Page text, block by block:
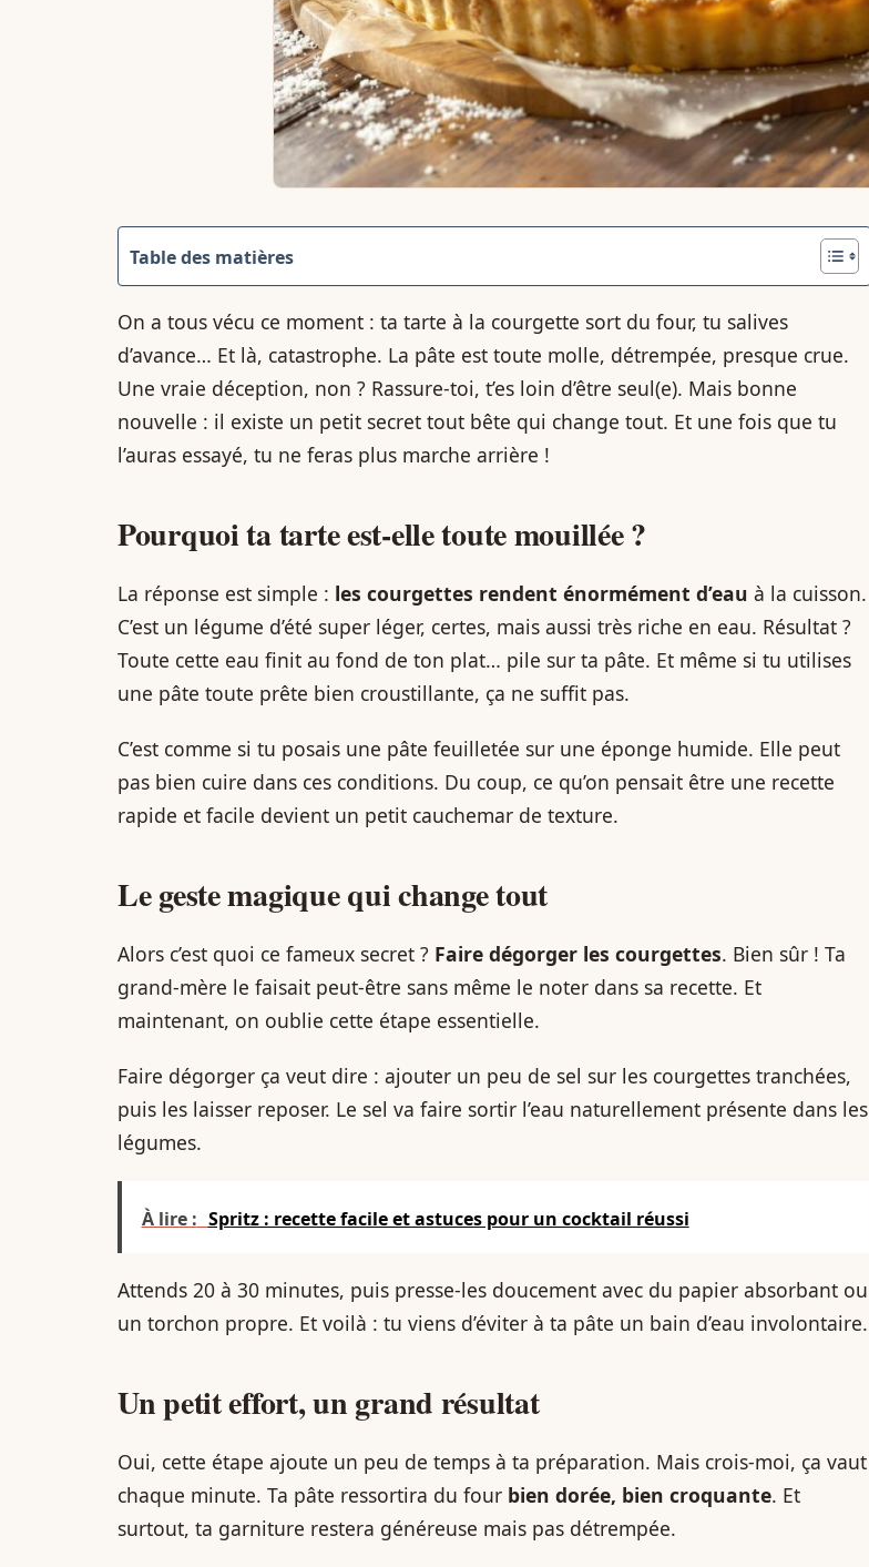
Table des matières
On a tous vécu ce moment : ta tarte à la courgette sort du four, tu salives
d’avance… Et là, catastrophe. La pâte est toute molle, détrempée, presque crue.
Une vraie déception, non ? Rassure-toi, t’es loin d’être seul(e). Mais bonne
nouvelle : il existe un petit secret tout bête qui change tout. Et une fois que tu
l’auras essayé, tu ne feras plus marche arrière !
Pourquoi ta tarte est-elle toute mouillée ?
La réponse est simple : les courgettes rendent énormément d’eau à la cuisson.
C’est un légume d’été super léger, certes, mais aussi très riche en eau. Résultat ?
Toute cette eau finit au fond de ton plat… pile sur ta pâte. Et même si tu utilises
une pâte toute prête bien croustillante, ça ne suffit pas.
C’est comme si tu posais une pâte feuilletée sur une éponge humide. Elle peut
pas bien cuire dans ces conditions. Du coup, ce qu’on pensait être une recette
rapide et facile devient un petit cauchemar de texture.
Le geste magique qui change tout
Alors c’est quoi ce fameux secret ? Faire dégorger les courgettes. Bien sûr ! Ta
grand-mère le faisait peut-être sans même le noter dans sa recette. Et
maintenant, on oublie cette étape essentielle.
Faire dégorger ça veut dire : ajouter un peu de sel sur les courgettes tranchées,
puis les laisser reposer. Le sel va faire sortir l’eau naturellement présente dans les
légumes.
À lire : Spritz : recette facile et astuces pour un cocktail réussi
Attends 20 à 30 minutes, puis presse-les doucement avec du papier absorbant ou
un torchon propre. Et voilà : tu viens d’éviter à ta pâte un bain d’eau involontaire.
Un petit effort, un grand résultat
Oui, cette étape ajoute un peu de temps à ta préparation. Mais crois-moi, ça vaut
chaque minute. Ta pâte ressortira du four bien dorée, bien croquante. Et
surtout, ta garniture restera généreuse mais pas détrempée.